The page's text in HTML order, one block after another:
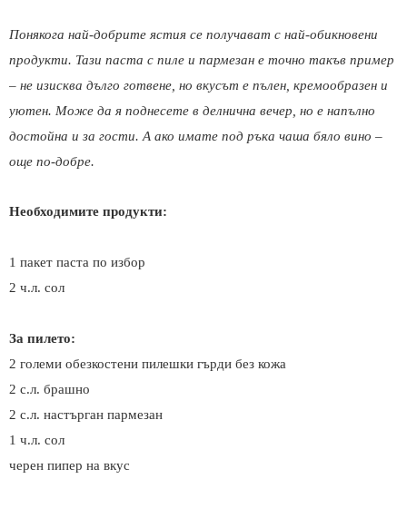
Понякога най-добрите ястия се получават с най-обикновени
продукти. Тази паста с пиле и пармезан е точно такъв пример
– не изисква дълго готвене, но вкусът е пълен, кремообразен и
уютен. Може да я поднесете в делнична вечер, но е напълно
достойна и за гости. А ако имате под ръка чаша бяло вино –
още по-добре.
Необходимите продукти:
1 пакет паста по избор
2 ч.л. сол
За пилето:
2 големи обезкостени пилешки гърди без кожа
2 с.л. брашно
2 с.л. настърган пармезан
1 ч.л. сол
черен пипер на вкус